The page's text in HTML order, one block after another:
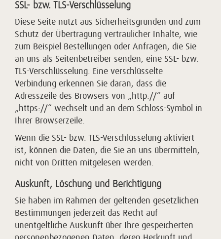
SSL- bzw. TLS-Verschlüsselung
Diese Seite nutzt aus Sicherheitsgründen und zum
Schutz der Übertragung vertraulicher Inhalte, wie
zum Beispiel Bestellungen oder Anfragen, die Sie
an uns als Seitenbetreiber senden, eine SSL- bzw.
TLS-Verschlüsselung. Eine verschlüsselte
Verbindung erkennen Sie daran, dass die
Adresszeile des Browsers von „http://“ auf
„https://“ wechselt und an dem Schloss-Symbol in
Ihrer Browserzeile.
Wenn die SSL- bzw. TLS-Verschlüsselung aktiviert
ist, können die Daten, die Sie an uns übermitteln,
nicht von Dritten mitgelesen werden.
Auskunft, Löschung und Berichtigung
Sie haben im Rahmen der geltenden gesetzlichen
Bestimmungen jederzeit das Recht auf
unentgeltliche Auskunft über Ihre gespeicherten